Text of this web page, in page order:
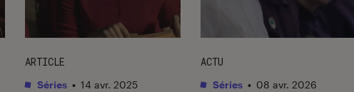
ARTICLE
Séries • 14 avr. 2025
ACTU
Séries • 08 avr. 2026